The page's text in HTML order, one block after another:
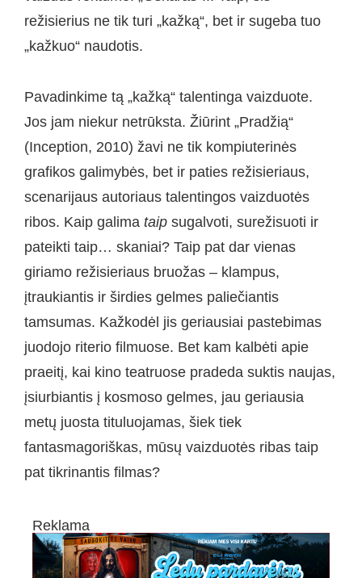
režisierius ne tik turi „kažką“, bet ir sugeba tuo
„kažkuo“ naudotis.
Pavadinkime tą „kažką“ talentinga vaizduote.
Jos jam niekur netrūksta. Žiūrint „Pradžią“
(Inception, 2010) žavi ne tik kompiuterinės
grafikos galimybės, bet ir paties režisieriaus,
scenarijaus autoriaus talentingos vaizduotės
ribos. Kaip galima taip sugalvoti, surežisuoti ir
pateikti taip… skaniai? Taip pat dar vienas
giriamo režisieriaus bruožas – klampus,
įtraukiantis ir širdies gelmes paliečiantis
tamsumas. Kažkodėl jis geriausiai pastebimas
juodojo riterio filmuose. Bet kam kalbėti apie
praeitį, kai kino teatruose pradeda suktis naujas,
įsiurbiantis į kosmoso gelmes, jau geriausia
metų juosta tituluojamas, šiek tiek
fantasmagoriškas, mūsų vaizduotės ribas taip
pat tikrinantis filmas?
Reklama